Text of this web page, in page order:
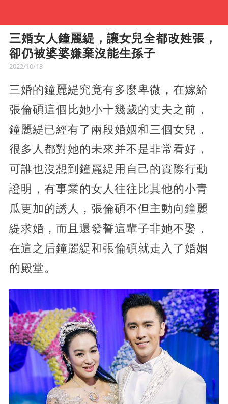
三婚女人鐘麗緹，讓女兒全都改姓張，
卻仍被婆婆嫌棄沒能生孫子
2022/10/13
三婚的鐘麗緹究竟有多麼卑微，在嫁給
張倫碩這個比她小十幾歲的丈夫之前，
鐘麗緹已經有了兩段婚姻和三個女兒，
很多人都對她的未來并不是非常看好，
可誰也沒想到鐘麗緹用自己的實際行動
證明，有事業的女人往往比其他的小青
瓜更加的誘人，張倫碩不但主動向鐘麗
緹求婚，而且還發誓這輩子非她不娶，
在這之后鐘麗緹和張倫碩就走入了婚姻
的殿堂。